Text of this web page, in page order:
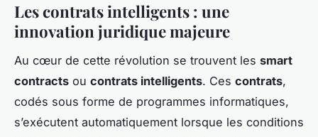
Les contrats intelligents : une
innovation juridique majeure
Au cœur de cette révolution se trouvent les smart
contracts ou contrats intelligents. Ces contrats,
codés sous forme de programmes informatiques,
s’exécutent automatiquement lorsque les conditions